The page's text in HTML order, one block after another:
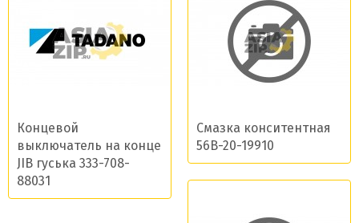
Концевой
выключатель на конце
JIB гуська 333-708-
88031
Смазка конситентная
56B-20-19910